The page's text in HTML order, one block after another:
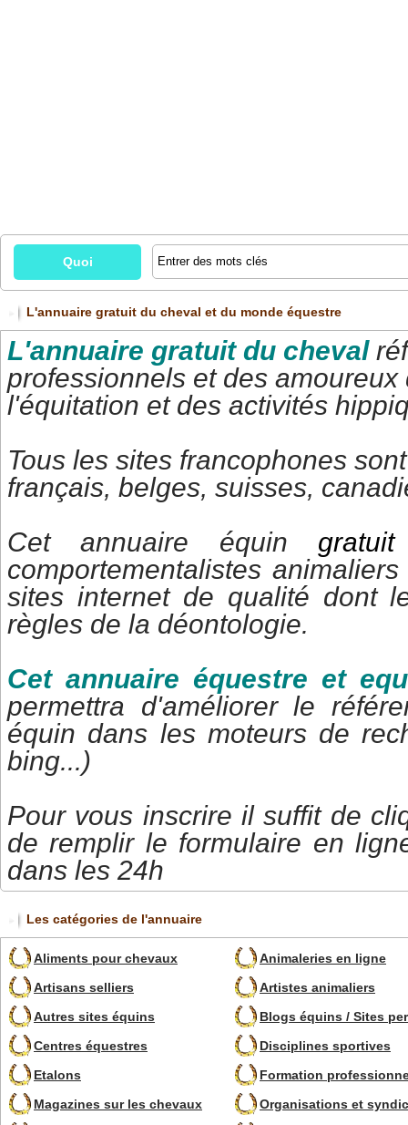
Quoi
L'annuaire gratuit du cheval et du monde équestre
L'annuaire gratuit du cheval
professionnels et des amoureux
l'équitation et des activités
Tous les sites francophones
français, belges, suisses,
Cet annuaire équin
comportementalistes
sites internet de qualité dont
règles de la déontologie.
Cet annuaire équestre et
permettra d'améliorer le
équin dans les moteurs de
bing...)
Pour vous inscrire il suffit de
de remplir le formulaire en
dans les 24h
Les catégories de l'annuaire
Aliments pour chevaux
Artisans selliers
Autres sites équins
Centres équestres
Etalons
Magazines sur les chevaux
Animaleries en ligne
Artistes animaliers
Blogs équins / Sites
Disciplines sportives
Formation
Organisations et